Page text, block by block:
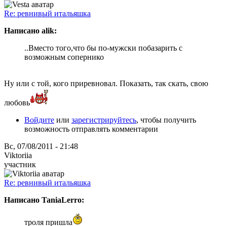
Re: ревнивый итальяшка
Написано alik:
..Вместо того,что бы по-мужски побазарить с
возможным сопернико
Ну или с той, кого приревновал. Показать, так скать, свою
любовь
Войдите или зарегистрируйтесь, чтобы получить
возможность отправлять комментарии
Вс, 07/08/2011 - 21:48
Viktoriia
участник
Re: ревнивый итальяшка
Написано TaniaLerro:
троля пришла